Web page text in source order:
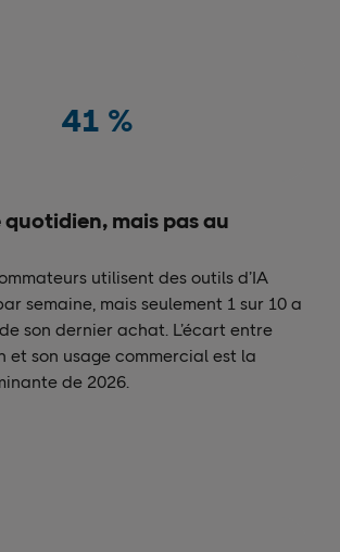
41 %
quotidien, mais pas au
utilisent des outils d’IA
semaine, mais seulement 1 sur 10 a
son dernier achat. L’écart entre
son usage commercial est la
de 2026.